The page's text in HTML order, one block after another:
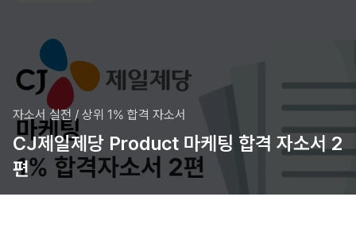
자소서 실전 / 상위 1% 합격 자소서
CJ제일제당 Product 마케팅 합격 자소서 2
편